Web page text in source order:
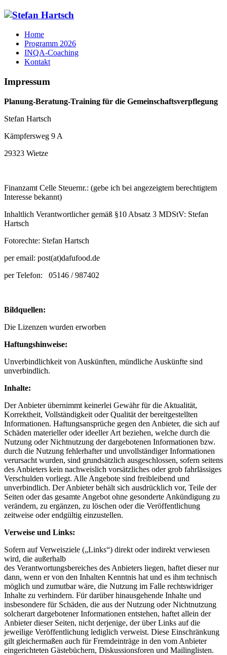
Home
Programm 2026
INQA-Coaching
Kontakt
Impressum
Planung-Beratung-Training für die Gemeinschaftsverpflegung
Stefan Hartsch
Kämpfersweg 9 A
29323 Wietze
Finanzamt Celle Steuernr.: (gebe ich bei angezeigtem berechtigtem
Interesse bekannt)
Inhaltlich Verantwortlicher gemäß §10 Absatz 3 MDStV: Stefan
Hartsch
Fotorechte: Stefan Hartsch
per email: post(at)dafufood.de
per Telefon: 05146 / 987402
Bildquellen:
Die Lizenzen wurden erworben
Haftungshinweise:
Unverbindlichkeit von Auskünften, mündliche Auskünfte sind
unverbindlich.
Inhalte:
Der Anbieter übernimmt keinerlei Gewähr für die Aktualität,
Korrektheit, Vollständigkeit oder Qualität der bereitgestellten
Informationen. Haftungsansprüche gegen den Anbieter, die sich auf
Schäden materieller oder ideeller Art beziehen, welche durch die
Nutzung oder Nichtnutzung der dargebotenen Informationen bzw.
durch die Nutzung fehlerhafter und unvollständiger Informationen
verursacht wurden, sind grundsätzlich ausgeschlossen, sofern seitens
des Anbieters kein nachweislich vorsätzliches oder grob fahrlässiges
Verschulden vorliegt. Alle Angebote sind freibleibend und
unverbindlich. Der Anbieter behält sich ausdrücklich vor, Teile der
Seiten oder das gesamte Angebot ohne gesonderte Ankündigung zu
verändern, zu ergänzen, zu löschen oder die Veröffentlichung
zeitweise oder endgültig einzustellen.
Verweise und Links:
Sofern auf Verweisziele („Links“) direkt oder indirekt verwiesen
wird, die außerhalb
des Verantwortungsbereiches des Anbieters liegen, haftet dieser nur
dann, wenn er von den Inhalten Kenntnis hat und es ihm technisch
möglich und zumutbar wäre, die Nutzung im Falle rechtswidriger
Inhalte zu verhindern. Für darüber hinausgehende Inhalte und
insbesondere für Schäden, die aus der Nutzung oder Nichtnutzung
solcherart dargebotener Informationen entstehen, haftet allein der
Anbieter dieser Seiten, nicht derjenige, der über Links auf die
jeweilige Veröffentlichung lediglich verweist. Diese Einschränkung
gilt gleichermaßen auch für Fremdeinträge in den vom Anbieter
eingerichteten Gästebüchern, Diskussionsforen und Mailinglisten.